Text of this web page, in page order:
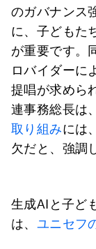
のガバナンス
に、子どもた
が重要です。
ロバイダーに
提唱が求めら
連事務総長は、
取り組みには
欠だと、強調
生成AIと子ど
は、 ユニセフ